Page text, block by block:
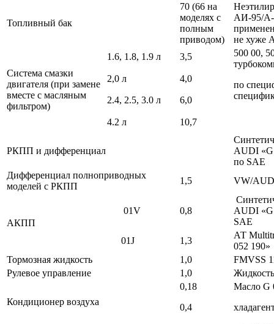
Топливный бак
70 (66 на
моделях с
полным
приводом)
АИ-95/А-
не хуже
Система смазки
двигателя (при замене
вместе с масляным
фильтром)
1.6, 1.8, 1.9 л 3,5
500 00,
по
2,0 л 4,0
2.4, 2.5, 3.0 л 6,0
4.2 л 10,7
РКПП и дифференциал
AUDI «G
по SAE
Дифференциал полноприводных
моделей с РКПП
1,5 VW/
АКПП
01V 0,8
AUDI «G
SAE
01J
1,3
АТ
052 190»
Тормозная жидкость
1,0
FMVSS
Рулевое управление
1,0
Кондиционер воздуха
0,18
0,4
Масло G